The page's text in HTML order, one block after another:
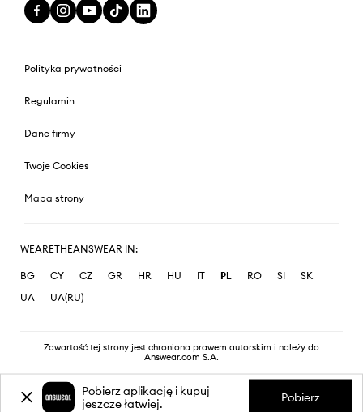
Polityka prywatności
Regulamin
Dane firmy
Twoje Cookies
Mapa strony
WEARETHEANSWEAR IN:
BG CY CZ GR HR HU IT PL RO SI
SK
UA
UA(RU)
Zawartość tej strony jest chroniona prawem autorskim i należy do
Answear.com S.A.
Pobierz aplikację i kupuj
jeszcze łatwiej.
Pobierz